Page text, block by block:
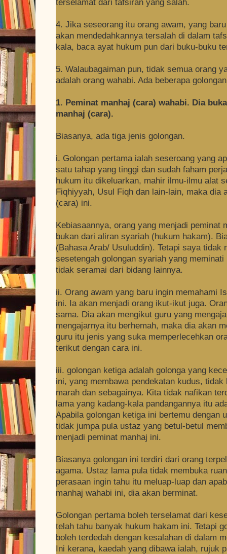
terselamat dari tafsiran yang salah.
4. Jika seseorang itu orang awam, yang
akan mendedahkannya tersalah di dalam
kala, baca ayat hukum pun dari buku-buku
5. Walaubagaiman pun, tidak semua orang
adalah orang wahabi. Ada beberapa
1. Peminat manhaj (cara) wahabi. Dia
manhaj (cara).
Biasanya, ada tiga jenis golongan.
i. Golongan pertama ialah seseroang yang
satu tahap yang tinggi dan sudah faham
hukum itu dikeluarkan, mahir ilmu-ilmu alat
Fiqhiyyah, Usul Fiqh dan lain-lain, maka dia
(cara) ini.
Kebiasaannya, orang yang menjadi peminat
bukan dari aliran syariah (hukum hakam).
(Bahasa Arab/ Usuluddin). Tetapi saya tidak
sesetengah golongan syariah yang
tidak seramai dari bidang lainnya.
ii. Orang awam yang baru ingin memahami
ini. Ia akan menjadi orang ikut-ikut juga.
sama. Dia akan mengikut guru yang
mengajarnya itu berhemah, maka dia akan
guru itu jenis yang suka memperlecehkan
terikut dengan cara ini.
iii. golongan ketiga adalah golonga yang
ini, yang membawa pendekatan kudus,
marah dan sebagainya. Kita tidak nafikan
lama yang kadang-kala pandangannya itu
Apabila golongan ketiga ini bertemu dengan
tidak jumpa pula ustaz yang betul-betul
menjadi peminat manhaj ini.
Biasanya golongan ini terdiri dari orang
agama. Ustaz lama pula tidak membuka
perasaan ingin tahu itu meluap-luap dan
manhaj wahabi ini, dia akan berminat.
Golongan pertama boleh terselamat dari
telah tahu banyak hukum hakam ini. Tetapi
boleh terdedah dengan kesalahan di dalam
Ini kerana, kaedah yang dibawa ialah, rujuk